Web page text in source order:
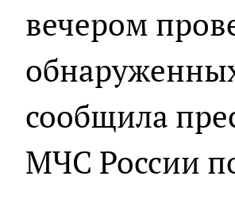
вечером
сообщила
МЧС России